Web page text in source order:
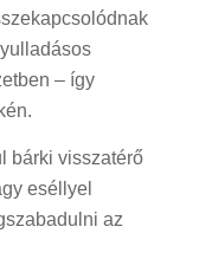
– így
bárki visszatérő
eséllyel
az